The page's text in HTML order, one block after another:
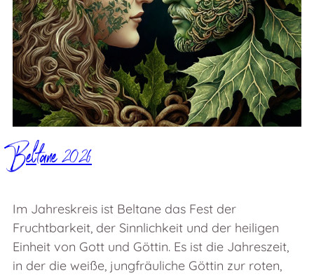
Beltane 2026
Im Jahreskreis ist Beltane das Fest der
Fruchtbarkeit, der Sinnlichkeit und der heiligen
Einheit von Gott und Göttin. Es ist die Jahreszeit,
in der die weiße, jungfräuliche Göttin zur roten,